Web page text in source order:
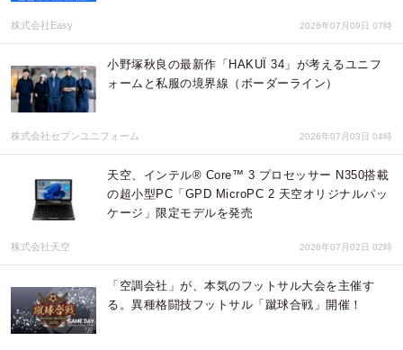
株式会社Easy 2026年07月09日 07時
小野塚秋良の最新作「HAKUÏ 34」が考えるユニフ
ォームと私服の境界線（ボーダーライン）
株式会社セブンユニフォーム 2026年07月03日 04時
天空、インテル® Core™ 3 プロセッサー N350搭載
の超小型PC「GPD MicroPC 2 天空オリジナルパッ
ケージ」限定モデルを発売
株式会社天空 2026年07月02日 02時
「空調会社」が、本気のフットサル大会を主催す
る。異種格闘技フットサル「蹴球合戦」開催！